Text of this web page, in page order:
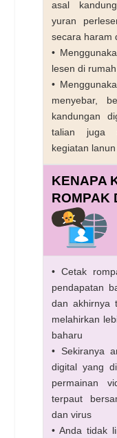
asal
yuran
secara haram
•
lesen di
•
menyebar,
kandungan
talian juga
kegiatan
KENAPA
ROMPAK
• Cetak
pendapatan
dan akhirnya
melahirkan
baharu
• Sekiranya
digital yang
permainan
terpaut
dan virus
• Anda tidak